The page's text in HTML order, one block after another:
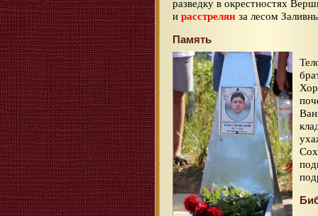
разведку в окрестностях
и расстрелян за лесом
Память